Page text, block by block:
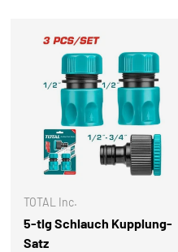
TOTAL Inc.
5-tlg Schlauch Kupplung-
Satz
IN DEN